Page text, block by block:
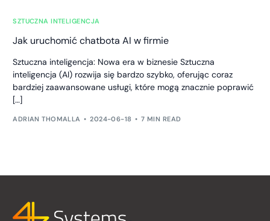
SZTUCZNA INTELIGENCJA
Jak uruchomić chatbota AI w firmie
Sztuczna inteligencja: Nowa era w biznesie Sztuczna
inteligencja (AI) rozwija się bardzo szybko, oferując coraz
bardziej zaawansowane usługi, które mogą znacznie poprawić
[…]
ADRIAN THOMALLA 2024-06-18 7 MIN READ